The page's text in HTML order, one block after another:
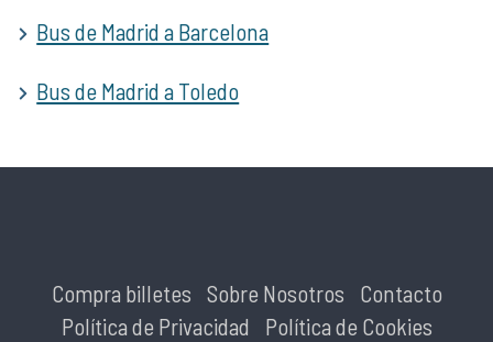
Bus de Madrid a Barcelona
Bus de Madrid a Toledo
Compra billetes Sobre Nosotros
Contacto
Política de Privacidad
Política de Cookies